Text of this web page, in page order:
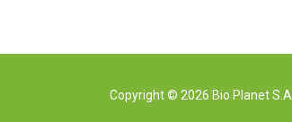
Copyright © 2026 Bio Planet S.A.